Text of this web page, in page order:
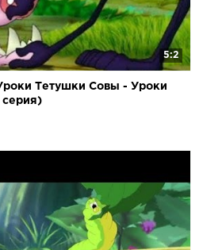
5:2
Тетушки Совы - Уроки
серия)